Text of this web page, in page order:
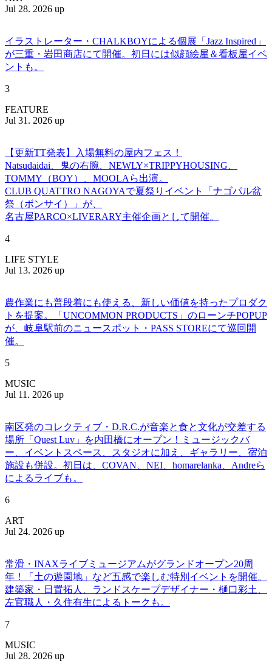
Jul 28. 2026 up
イラストレーター・CHALKBOYによる個展「Jazz Inspired」
が三重・岩田商店にて開催。初日には似顔絵屋＆看板屋イベ
ントも。
3
FEATURE
Jul 31. 2026 up
【更新TT発表】入場無料の屋内フェス！
Natsudaidai、鬼の右腕、NEWLY×TRIPPYHOUSING、
TOMMY（BOY）、MOOLAら出演。
CLUB QUATTRO NAGOYAで夏祭りイベント「ナゴパル盆
祭（ボンサイ）」が、
名古屋PARCO×LIVERARY主催企画として開催。
4
LIFE STYLE
Jul 13. 2026 up
農作業にも普段着にも使える、新しい価値を持ったプロダク
トを提案。「UNCOMMON PRODUCTS」のローンチPOPUP
が、岐阜駅前のニュースポット・PASS STOREにて巡回開
催。
5
MUSIC
Jul 11. 2026 up
南区発のコレクティブ・D.R.C.が⾳楽と⾷と⽂化が交差する
場所「Quest Luv」を内田橋にオープン！ミュージックバ
ー、イベントスペース、スタジオに加え、ギャラリー、宿泊
施設も併設。初日は、COVAN、NEI、homarelanka、Andreら
によるライブも。
6
ART
Jul 24. 2026 up
常滑・INAXライブミュージアムがグランドオープン20周
年！「土の遊園地」など五感で楽しむ特別イベントを開催。
建築家・日置拓人、ランドスケープデザイナー・樋口彩土、
左官職人・久住有生によるトークも。
7
MUSIC
Jul 28. 2026 up